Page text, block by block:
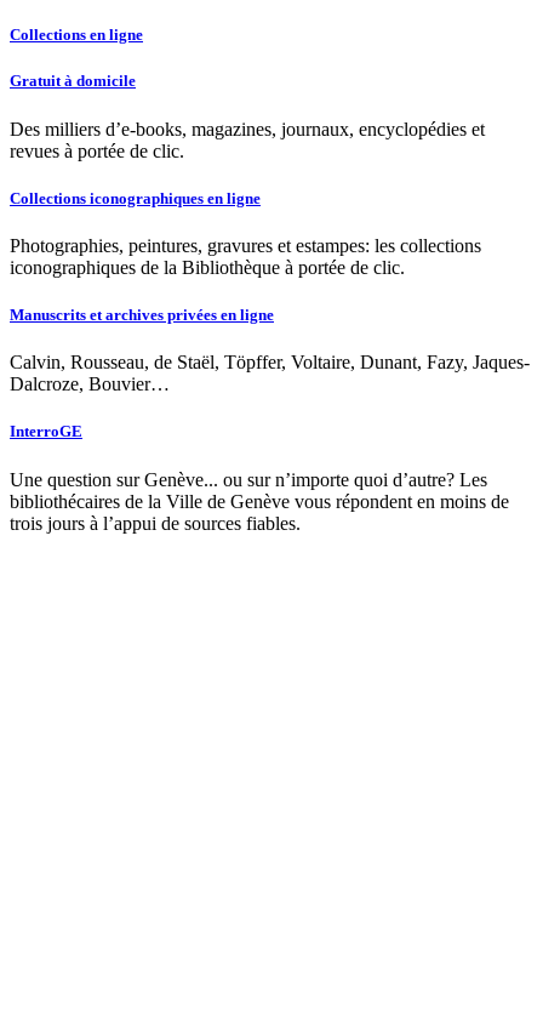
Collections en ligne
Gratuit à domicile
Des milliers d’e-books, magazines, journaux, encyclopédies et
revues à portée de clic.
Collections iconographiques en ligne
Photographies, peintures, gravures et estampes: les collections
iconographiques de la Bibliothèque à portée de clic.
Manuscrits et archives privées en ligne
Calvin, Rousseau, de Staël, Töpffer, Voltaire, Dunant, Fazy, Jaques-
Dalcroze, Bouvier…
InterroGE
Une question sur Genève... ou sur n’importe quoi d’autre? Les
bibliothécaires de la Ville de Genève vous répondent en moins de
trois jours à l’appui de sources fiables.